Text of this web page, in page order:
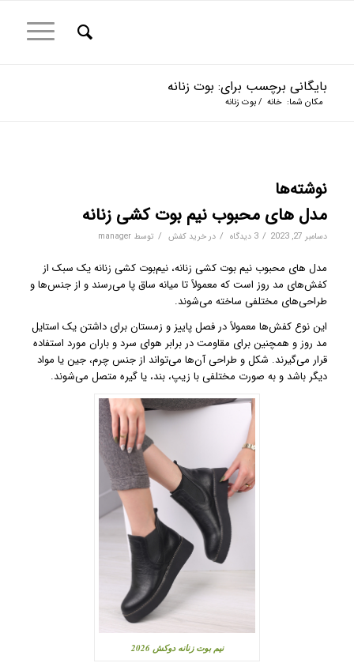
بایگانی برچسب برای: بوت زنانه
مکان شما: خانه / بوت زنانه
نوشته‌ها
مدل های محبوب نیم بوت کشی زنانه
دسامبر 27, 2023 / 3 دیدگاه / در خرید کفش / توسط manager
مدل های محبوب نیم بوت کشی زنانه، نیم‌بوت کشی زنانه یک سبک از
کفش‌های مد روز است که معمولاً تا میانه ساق پا می‌رسند و از جنس‌ها و
طراحی‌های مختلفی ساخته می‌شوند.
این نوع کفش‌ها معمولاً در فصل پاییز و زمستان برای داشتن یک استایل
مد روز و همچنین برای مقاومت در برابر هوای سرد و باران مورد استفاده
قرار می‌گیرند. شکل و طراحی آن‌ها می‌تواند از جنس چرم، جین یا مواد
دیگر باشد و به صورت مختلفی با زیپ، بند، یا گیره متصل می‌شوند.
نیم بوت زنانه دوکش 2026